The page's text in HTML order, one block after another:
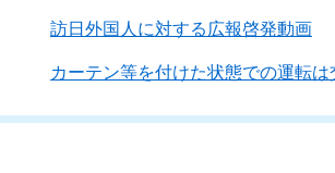
訪日外国人に対する広報啓発動画
カーテン等を付けた状態での運転は